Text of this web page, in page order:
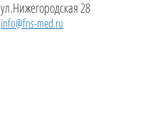
ул.Нижегородская 28
info@fns-med.ru